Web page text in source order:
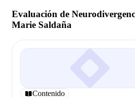
Evaluación de
Marie Saldaña
Contenido